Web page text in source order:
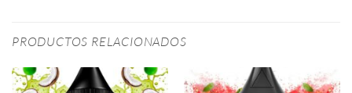
PRODUCTOS RELACIONADOS